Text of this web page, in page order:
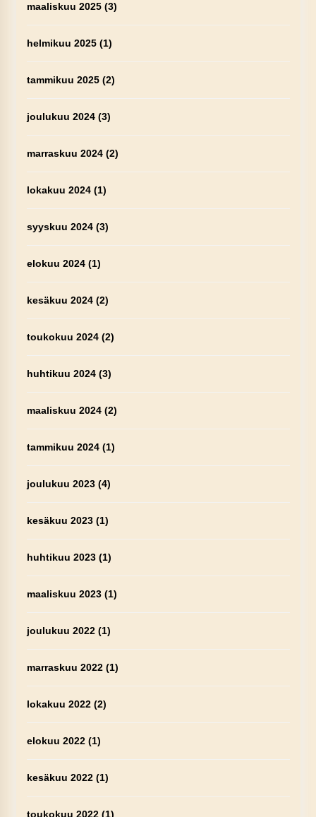
maaliskuu 2025(3)
helmikuu 2025(1)
tammikuu 2025(2)
joulukuu 2024(3)
marraskuu 2024(2)
lokakuu 2024(1)
syyskuu 2024(3)
elokuu 2024(1)
kesäkuu 2024(2)
toukokuu 2024(2)
huhtikuu 2024(3)
maaliskuu 2024(2)
tammikuu 2024(1)
joulukuu 2023(4)
kesäkuu 2023(1)
huhtikuu 2023(1)
maaliskuu 2023(1)
joulukuu 2022(1)
marraskuu 2022(1)
lokakuu 2022(2)
elokuu 2022(1)
kesäkuu 2022(1)
toukokuu 2022(1)